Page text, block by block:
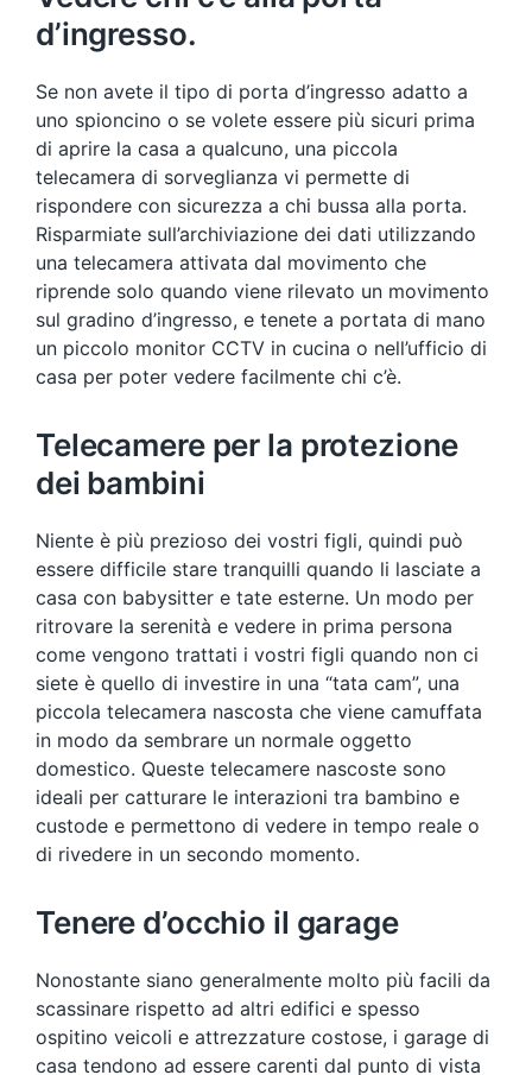
d’ingresso.
Se non avete il tipo di porta d’ingresso adatto a
uno spioncino o se volete essere più sicuri prima
di aprire la casa a qualcuno, una piccola
telecamera di sorveglianza vi permette di
rispondere con sicurezza a chi bussa alla porta.
Risparmiate sull’archiviazione dei dati utilizzando
una telecamera attivata dal movimento che
riprende solo quando viene rilevato un movimento
sul gradino d’ingresso, e tenete a portata di mano
un piccolo monitor CCTV in cucina o nell’ufficio di
casa per poter vedere facilmente chi c’è.
Telecamere per la protezione
dei bambini
Niente è più prezioso dei vostri figli, quindi può
essere difficile stare tranquilli quando li lasciate a
casa con babysitter e tate esterne. Un modo per
ritrovare la serenità e vedere in prima persona
come vengono trattati i vostri figli quando non ci
siete è quello di investire in una “tata cam”, una
piccola telecamera nascosta che viene camuffata
in modo da sembrare un normale oggetto
domestico. Queste telecamere nascoste sono
ideali per catturare le interazioni tra bambino e
custode e permettono di vedere in tempo reale o
di rivedere in un secondo momento.
Tenere d’occhio il garage
Nonostante siano generalmente molto più facili da
scassinare rispetto ad altri edifici e spesso
ospitino veicoli e attrezzature costose, i garage di
casa tendono ad essere carenti dal punto di vista